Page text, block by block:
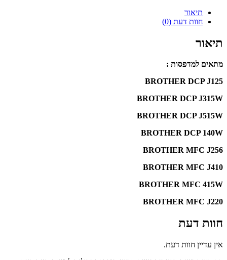
תיאור
חוות דעת (0)
תיאור
מתאים למדפסות :
BROTHER DCP J125
BROTHER DCP J315W
BROTHER DCP J515W
BROTHER DCP 140W
BROTHER MFC J256
BROTHER MFC J410
BROTHER MFC 415W
BROTHER MFC J220
חוות דעת
אין עדיין חוות דעת.